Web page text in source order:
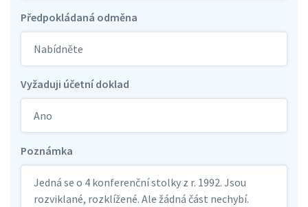
Předpokládaná odměna
Nabídněte
Vyžaduji účetní doklad
Ano
Poznámka
Jedná se o 4 konferenční stolky z r. 1992. Jsou
rozviklané, rozklížené. Ale žádná část nechybí.